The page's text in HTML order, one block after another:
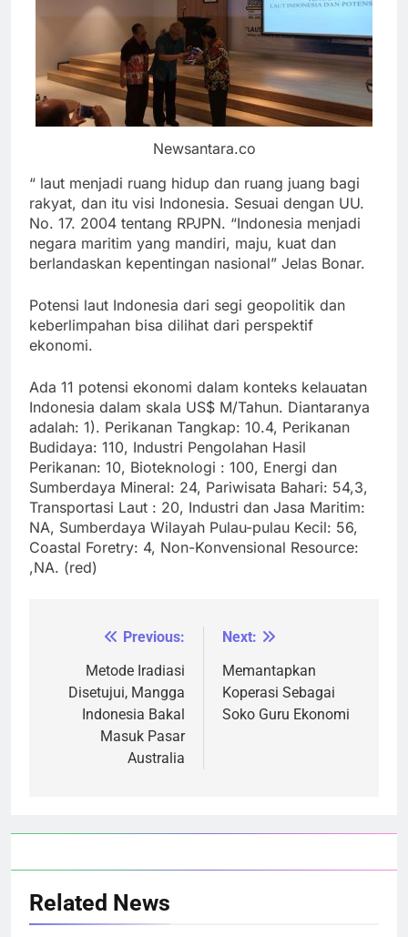
Newsantara.co
“ laut menjadi ruang hidup dan ruang juang bagi
rakyat, dan itu visi Indonesia. Sesuai dengan UU.
No. 17. 2004 tentang RPJPN. “Indonesia menjadi
negara maritim yang mandiri, maju, kuat dan
berlandaskan kepentingan nasional” Jelas Bonar.
Potensi laut Indonesia dari segi geopolitik dan
keberlimpahan bisa dilihat dari perspektif
ekonomi.
Ada 11 potensi ekonomi dalam konteks kelauatan
Indonesia dalam skala US$ M/Tahun. Diantaranya
adalah: 1). Perikanan Tangkap: 10.4, Perikanan
Budidaya: 110, Industri Pengolahan Hasil
Perikanan: 10, Bioteknologi : 100, Energi dan
Sumberdaya Mineral: 24, Pariwisata Bahari: 54,3,
Transportasi Laut : 20, Industri dan Jasa Maritim:
NA, Sumberdaya Wilayah Pulau-pulau Kecil: 56,
Coastal Foretry: 4, Non-Konvensional Resource:
,NA. (red)
NavigasiPrevious:
Metode Iradiasi
Disetujui, Mangga
Indonesia Bakal
Masuk Pasar
Australia
Next:
Memantapkan
Koperasi Sebagai
Soko Guru Ekonomi
Related News